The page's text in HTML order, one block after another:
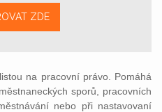
ZDE
na pracovní právo. Pomáhá
sporů, pracovních
nebo při nastavovaní